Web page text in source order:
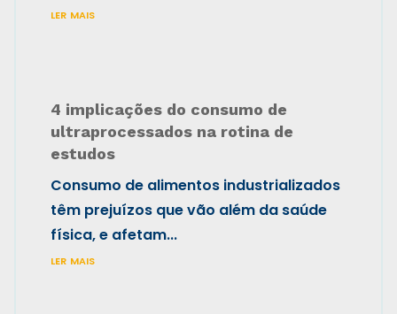
ler mais
4 implicações do consumo de
ultraprocessados na rotina de
estudos
Consumo de alimentos industrializados
têm prejuízos que vão além da saúde
física, e afetam...
ler mais